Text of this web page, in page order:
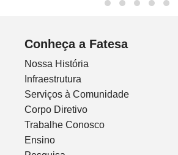
Conheça a Fatesa
Nossa História
Infraestrutura
Serviços à Comunidade
Corpo Diretivo
Trabalhe Conosco
Ensino